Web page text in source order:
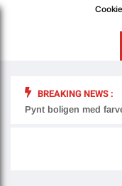
BREAKING NEWS :
Pynt boligen med